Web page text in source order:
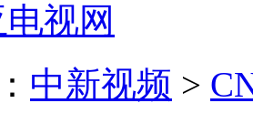
视网
中新视频 >